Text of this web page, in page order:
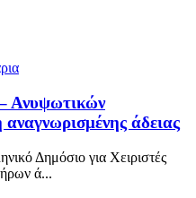
Ανυψωτικών
άδειας
Δημόσιο για Χειριστές
ά...